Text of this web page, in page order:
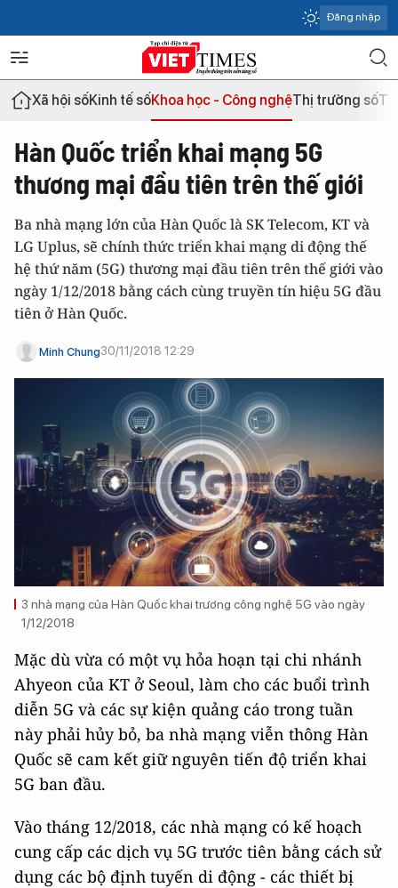
Đăng nhập
Xã hội sốKinh tế sốKhoa học - Công nghệThị trường số
Hàn Quốc triển khai mạng 5G
thương mại đầu tiên trên thế giới
Ba nhà mạng lớn của Hàn Quốc là SK Telecom, KT và
LG Uplus, sẽ chính thức triển khai mạng di động thế
hệ thứ năm (5G) thương mại đầu tiên trên thế giới vào
ngày 1/12/2018 bằng cách cùng truyền tín hiệu 5G đầu
tiên ở Hàn Quốc.
Minh Chung30/11/2018 12:29
3 nhà mạng của Hàn Quốc khai trương công nghệ 5G vào ngày
1/12/2018
Mặc dù vừa có một vụ hỏa hoạn tại chi nhánh
Ahyeon của KT ở Seoul, làm cho các buổi trình
diễn 5G và các sự kiện quảng cáo trong tuần
này phải hủy bỏ, ba nhà mạng viễn thông Hàn
Quốc sẽ cam kết giữ nguyên tiến độ triển khai
5G ban đầu.
Vào tháng 12/2018, các nhà mạng có kế hoạch
cung cấp các dịch vụ 5G trước tiên bằng cách sử
dụng các bộ định tuyến di động - các thiết bị